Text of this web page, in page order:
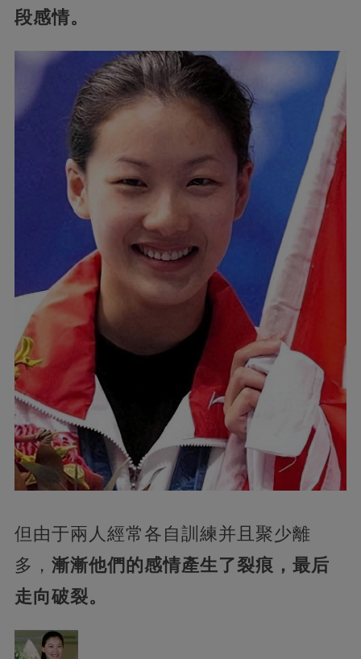
段感情。
但由于兩人經常各自訓練并且聚少離
多， 漸漸他們的感情產生了裂痕，最后
走向破裂。